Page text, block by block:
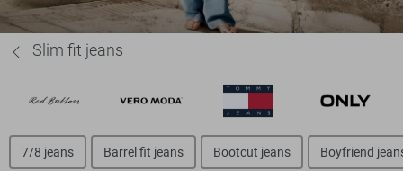
Slim fit jeans
7/8 jeans Barrel fit jeans Bootcut jeans Boyfriend